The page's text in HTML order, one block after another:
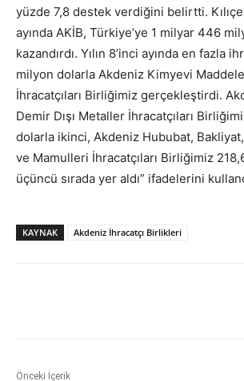
yüzde 7,8 destek verdiğini belirtti.
ayında AKİB, Türkiye’ye 1 milyar 446
kazandırdı. Yılın 8’inci ayında en fazla
milyon dolarla Akdeniz Kimyevi
İhracatçıları Birliğimiz gerçekleştirdi.
Demir Dışı Metaller İhracatçıları
dolarla ikinci, Akdeniz Hububat,
ve Mamulleri İhracatçıları Birliğimiz
üçüncü sırada yer aldı” ifadelerini
KAYNAK Akdeniz İhracatçı Birlikleri
Önceki İçerik